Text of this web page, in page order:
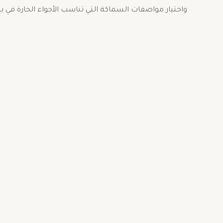
واختيار مواصفات السماكة التي تناسب الأجواء الحارة في